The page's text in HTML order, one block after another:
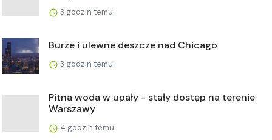
3 godzin temu
Burze i ulewne deszcze nad Chicago
3 godzin temu
Pitna woda w upały - stały dostęp na terenie
Warszawy
4 godzin temu